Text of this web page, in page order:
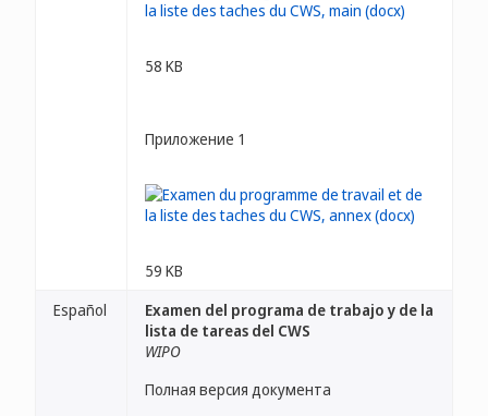
58 KB
Приложение 1
59 KB
Español
Examen del programa de trabajo y de la
lista de tareas del CWS
WIPO
Полная версия документа